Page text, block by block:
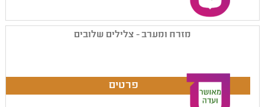
מזרח ומערב - צלילים שלובים